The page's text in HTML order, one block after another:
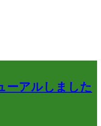
ーアルしました